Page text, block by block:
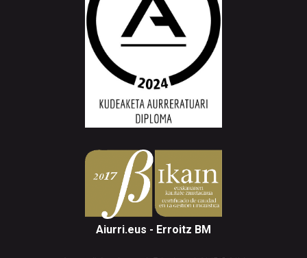
Aiurri.eus - Erroitz BM